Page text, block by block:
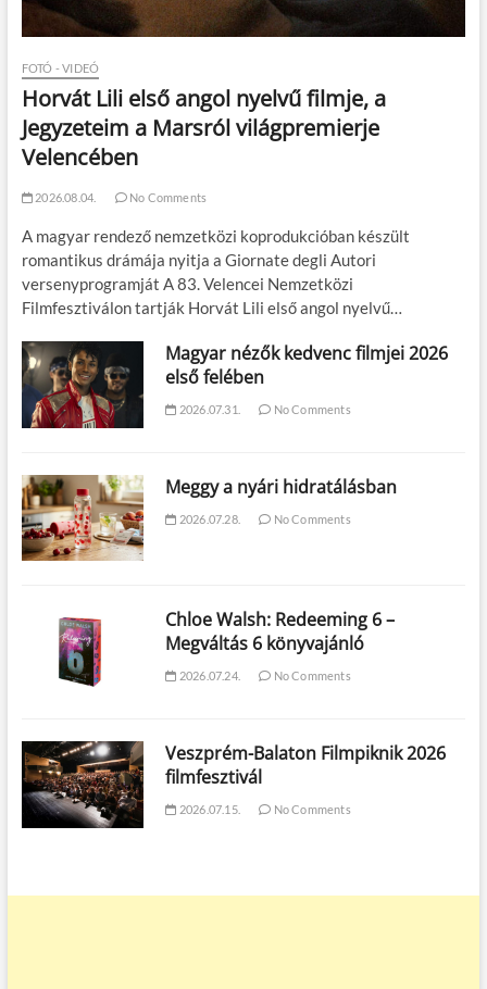
FOTÓ - VIDEÓ
Horvát Lili első angol nyelvű filmje, a
Jegyzeteim a Marsról világpremierje
Velencében
2026.08.04. No Comments
A magyar rendező nemzetközi koprodukcióban készült
romantikus drámája nyitja a Giornate degli Autori
versenyprogramját A 83. Velencei Nemzetközi
Filmfesztiválon tartják Horvát Lili első angol nyelvű…
Magyar nézők kedvenc filmjei 2026
első felében
2026.07.31. No Comments
Meggy a nyári hidratálásban
2026.07.28. No Comments
Chloe Walsh: Redeeming 6 –
Megváltás 6 könyvajánló
2026.07.24. No Comments
Veszprém-Balaton Filmpiknik 2026
filmfesztivál
2026.07.15. No Comments